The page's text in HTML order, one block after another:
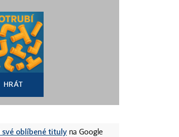
HRÁT
své oblíbené tituly na Google